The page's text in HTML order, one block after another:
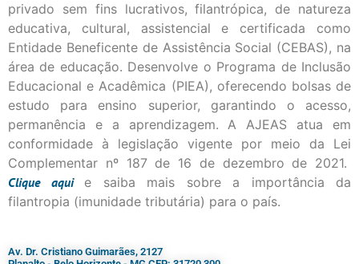
privado sem fins lucrativos, filantrópica, de natureza
educativa, cultural, assistencial e certificada como
Entidade Beneficente de Assistência Social (CEBAS), na
área de educação. Desenvolve o Programa de Inclusão
Educacional e Acadêmica (PIEA), oferecendo bolsas de
estudo para ensino superior, garantindo o acesso,
permanência e a aprendizagem. A AJEAS atua em
conformidade à legislação vigente por meio da Lei
Complementar nº 187 de 16 de dezembro de 2021.
Cliqueaqui
e saiba mais sobre a importância da
filantropia (imunidade tributária) para o país.
Av. Dr. Cristiano Guimarães, 2127